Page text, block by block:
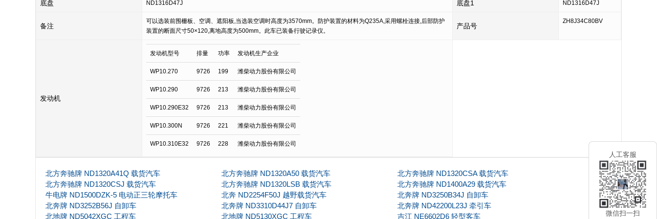
底盘 ND1316D47J 底盘1 ND1316D47J
备注
可以选装前围栅板、空调、遮阳板,当选装空调时高度为3570mm。防护装置的材料为Q235A,采用螺栓连接,后部防护
装置的断面尺寸50×120,离地高度为500mm。此车已装备行驶记录仪。
产品号
ZH8J34C80BV
发动机
发动机型号 排量 功率 发动机生产企业
WP10.270 9726 199 潍柴动力股份有限公司
WP10.290 9726 213 潍柴动力股份有限公司
WP10.290E32 9726 213 潍柴动力股份有限公司
WP10.300N 9726 221 潍柴动力股份有限公司
WP10.310E32 9726 228 潍柴动力股份有限公司
北方奔驰牌 ND1320A41Q 载货汽车 北方奔驰牌 ND1320A50 载货汽车
北方奔驰牌 ND1320CSA 载货汽车
北方奔驰牌 ND1320CSJ 载货汽车
北方奔驰牌 ND1320LSB 载货汽车
北方奔驰牌 ND1400A29 载货汽车
牛电牌 ND1500DZK-5 电动正三轮摩托车
北奔 ND2254F50J 越野载货汽车
北奔牌 ND3250B34J 自卸车
北奔牌 ND3252B56J 自卸车
北奔牌 ND3310D44J7 自卸车
北奔牌 ND42200L23J 牵引车
北地牌 ND5042XGC 工程车
北地牌 ND5130XGC 工程车 吉江 NE6602D6 轻型客车
人工客服
微信扫一扫